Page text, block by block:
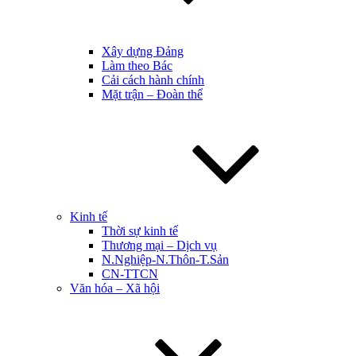
Xây dựng Đảng
Làm theo Bác
Cải cách hành chính
Mặt trận – Đoàn thể
Kinh tế
Thời sự kinh tế
Thương mại – Dịch vụ
N.Nghiệp-N.Thôn-T.Sản
CN-TTCN
Văn hóa – Xã hội